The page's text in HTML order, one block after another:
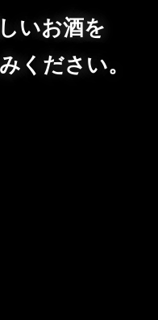
いお酒を
ください。